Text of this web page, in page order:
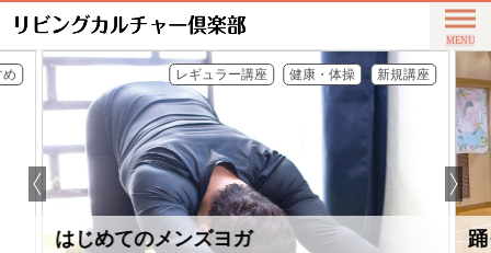
め レギュラー講座 健康・体操 新規講座
はじめてのメンズヨガ